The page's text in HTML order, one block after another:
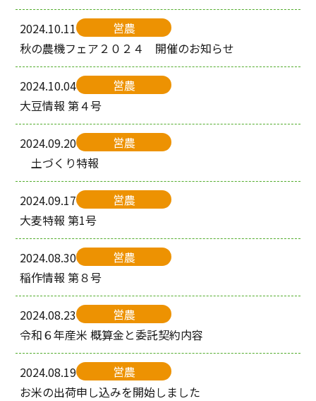
2024.10.11
営農
秋の農機フェア２０２４ 開催のお知らせ
2024.10.04
営農
大豆情報 第４号
2024.09.20
営農
土づくり特報
2024.09.17
営農
大麦特報 第1号
2024.08.30
営農
稲作情報 第８号
2024.08.23
営農
令和６年産米 概算金と委託契約内容
2024.08.19
営農
お米の出荷申し込みを開始しました